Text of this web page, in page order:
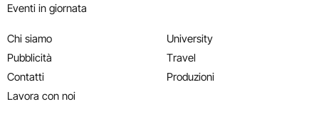
Eventi in giornata
Chi siamo
Pubblicità
Contatti
Lavora con noi
University
Travel
Produzioni